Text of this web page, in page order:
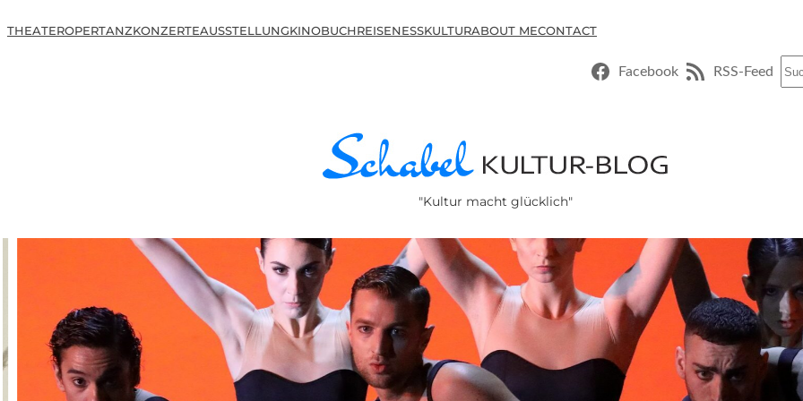
THEATEROPERTANZKONZERTEAUSSTELLUNGKINOBUCHREISENESSKULTURABOUT MECONTACT
Facebook RSS-Feed
"Kultur macht glücklich"